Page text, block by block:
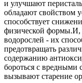
и улучшают
обладают свойством
способствует
физической формы.И,
водорослей - их
предотвращать
содержанию
бороться с вредными
вызывают старение